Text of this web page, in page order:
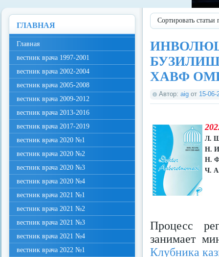
Сортировать
ХАВФ
Автор: aig от 15-06-
Л.
Н.
Н.
Ч.
Процесс
занимает
Клубника
ГЛАВНАЯ
Главная
вестник врача 1997-2001
вестник врача 2002-2004
вестник врача 2005-2008
вестник врача 2009-2012
вестник врача 2013-2016
вестник врача 2017-2019
вестник врача 2020 №1
вестник врача 2020 №2
вестник врача 2020 №3
вестник врача 2020 №4
вестник врача 2021 №1
вестник врача 2021 №2
вестник врача 2021 №3
вестник врача 2021 №4
вестник врача 2022 №1